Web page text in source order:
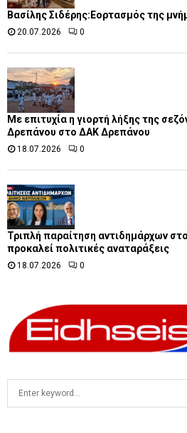
Βασίλης Σιδέρης:Εορτασμός της
20.07.2026 0
Με επιτυχία η γιορτή λήξης της
Δρεπάνου στο ΔΑΚ Δρεπάνου
18.07.2026 0
Τριπλή παραίτηση αντιδημάρχων
προκαλεί πολιτικές αναταράξεις
18.07.2026 0